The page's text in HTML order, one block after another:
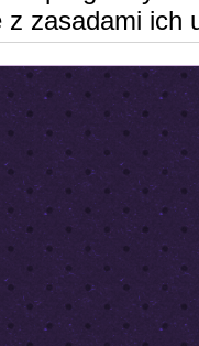
z zasadami ich